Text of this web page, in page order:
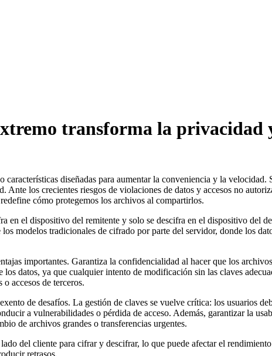
transforma la privacidad
diseñadas para aumentar la conveniencia y la
los crecientes riesgos de violaciones de datos y accesos no
cómo protegemos los archivos al compartirlos.
en el dispositivo del remitente y solo se descifra en el dispositivo del
modelos tradicionales de cifrado por parte del servidor, donde los
importantes. Garantiza la confidencialidad al hacer que los
datos, ya que cualquier intento de modificación sin las claves
accesos de terceros.
de desafíos. La gestión de claves se vuelve crítica: los usuarios
a vulnerabilidades o pérdida de acceso. Además, garantizar la
de archivos grandes o transferencias urgentes.
del cliente para cifrar y descifrar, lo que puede afectar el
retrasos.